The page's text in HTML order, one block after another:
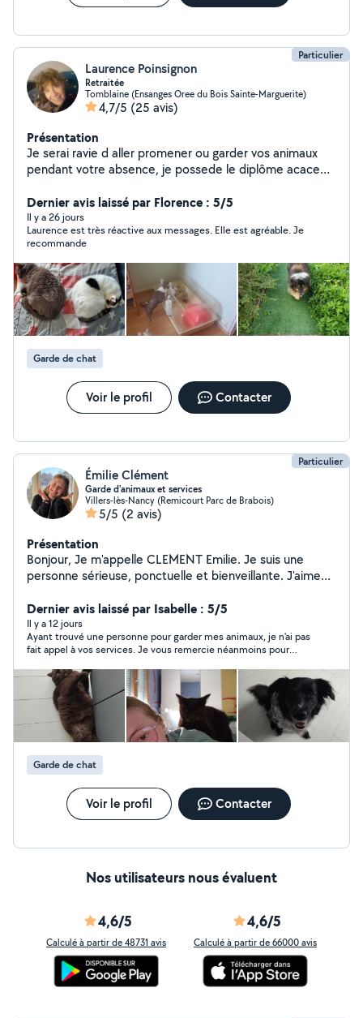
Particulier
Laurence Poinsignon
Retraitée
Tomblaine (Ensanges Oree du Bois Sainte-Marguerite)
4,7/5 (25 avis)
Présentation
Je serai ravie d aller promener ou garder vos animaux
pendant votre absence, je possede le diplôme acaced
matériel merci et à bientôt
Dernier avis laissé par Florence : 5/5
Il y a 26 jours
Laurence est très réactive aux messages. Elle est agréable. Je
recommande
Garde de chat
Voir le profil Contacter
Particulier
Émilie Clément
Garde d'animaux et services
Villers-lès-Nancy (Remicourt Parc de Brabois)
5/5 (2 avis)
Présentation
Bonjour, Je m'appelle CLEMENT Emilie. Je suis une
personne sérieuse, ponctuelle et bienveillante. J'aime
services notamment pour la garde d'animaux et l'aide à
la personne, mais je reste ouverte à d'autres demandes
selon vos besoins. N'hésitez pas à me contacter.
Dernier avis laissé par Isabelle : 5/5
Il y a 12 jours
Ayant trouvé une personne pour garder mes animaux, je n'ai pas
fait appel à vos services. Je vous remercie néanmoins pour
Garde de chat
Voir le profil Contacter
Nos utilisateurs nous évaluent
4,6/5
Calculé à partir de 48731 avis
4,6/5
Calculé à partir de 66000 avis